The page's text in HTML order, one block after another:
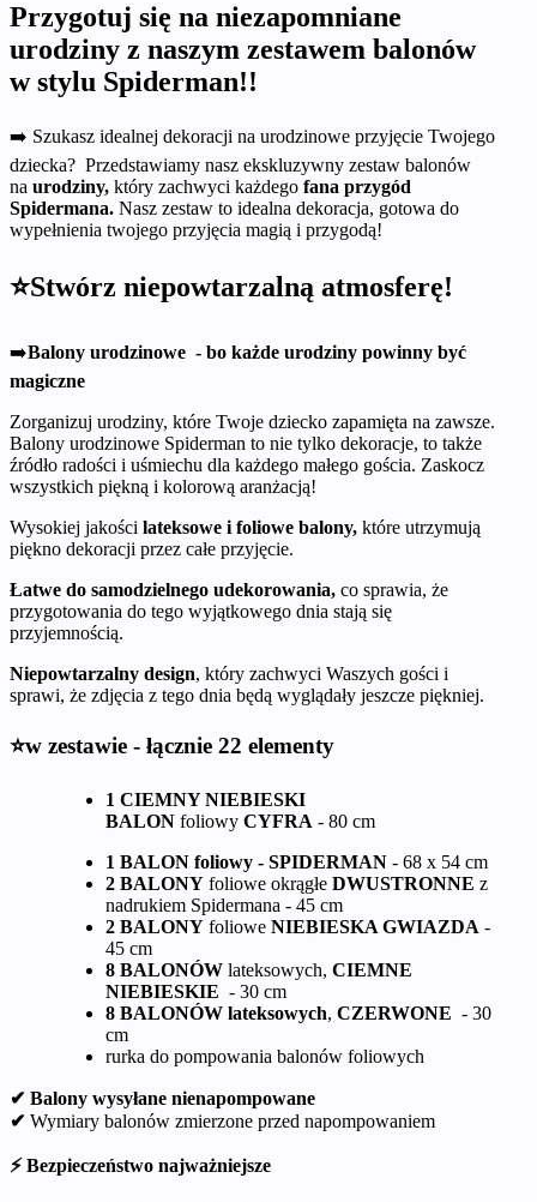
Przygotuj się na niezapomniane
urodziny z naszym zestawem balonów
w stylu Spiderman!!
➡️ Szukasz idealnej dekoracji na urodzinowe przyjęcie Twojego
dziecka? Przedstawiamy nasz ekskluzywny zestaw balonów
na urodziny, który zachwyci każdego fana przygód
Spidermana. Nasz zestaw to idealna dekoracja, gotowa do
wypełnienia twojego przyjęcia magią i przygodą!
⭐Stwórz niepowtarzalną atmosferę!
➡️Balony urodzinowe - bo każde urodziny powinny być
magiczne
Zorganizuj urodziny, które Twoje dziecko zapamięta na zawsze.
Balony urodzinowe Spiderman to nie tylko dekoracje, to także
źródło radości i uśmiechu dla każdego małego gościa. Zaskocz
wszystkich piękną i kolorową aranżacją!
Wysokiej jakości lateksowe i foliowe balony, które utrzymują
piękno dekoracji przez całe przyjęcie.
Łatwe do samodzielnego udekorowania, co sprawia, że
przygotowania do tego wyjątkowego dnia stają się
przyjemnością.
Niepowtarzalny design, który zachwyci Waszych gości i
sprawi, że zdjęcia z tego dnia będą wyglądały jeszcze piękniej.
⭐w zestawie - łącznie 22 elementy
1 CIEMNY NIEBIESKI
BALON foliowy CYFRA - 80 cm
1 BALON foliowy - SPIDERMAN - 68 x 54 cm
2 BALONY foliowe okrągłe DWUSTRONNE z
nadrukiem Spidermana - 45 cm
2 BALONY foliowe NIEBIESKA GWIAZDA -
45 cm
8 BALONÓW lateksowych, CIEMNE
NIEBIESKIE - 30 cm
8 BALONÓW lateksowych, CZERWONE - 30
cm
rurka do pompowania balonów foliowych
✔ Balony wysyłane nienapompowane
✔ Wymiary balonów zmierzone przed napompowaniem
⚡ Bezpieczeństwo najważniejsze